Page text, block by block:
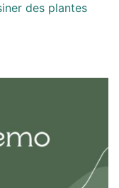
des plantes